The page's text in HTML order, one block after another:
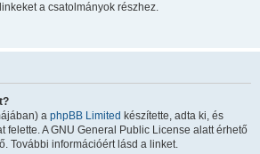
a csatolmányok részhez.
a phpBB Limited készítette, adta ki, és
felette. A GNU General Public License alatt érhető
További információért lásd a linket.